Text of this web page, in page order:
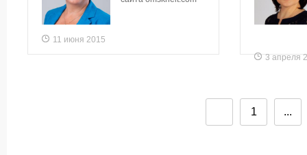
11 июня 2015
3 апреля
1 ...